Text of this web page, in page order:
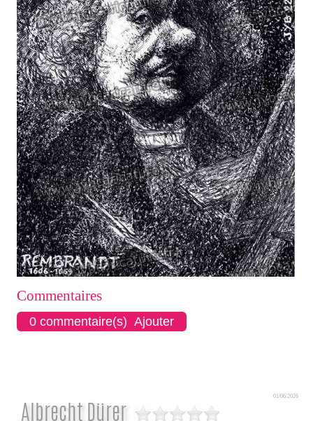
Commentaires
0 commentaire(s) Ajouter
Albrecht Dürer
01/06/2026